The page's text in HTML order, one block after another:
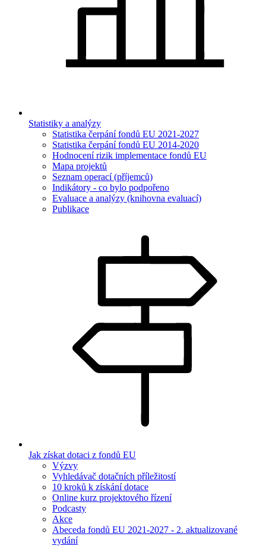
Statistiky a analýzy
Statistika čerpání fondů EU 2021-2027
Statistika čerpání fondů EU 2014-2020
Hodnocení rizik implementace fondů EU
Mapa projektů
Seznam operací (příjemců)
Indikátory - co bylo podpořeno
Evaluace a analýzy (knihovna evaluací)
Publikace
Jak získat dotaci z fondů EU
Výzvy
Vyhledávač dotačních příležitostí
10 kroků k získání dotace
Online kurz projektového řízení
Podcasty
Akce
Abeceda fondů EU 2021-2027 - 2. aktualizované
vydání